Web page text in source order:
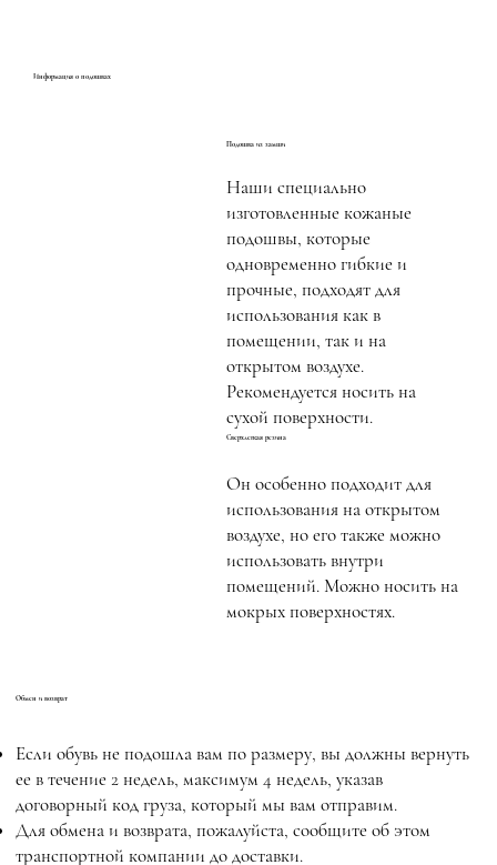
Информация о подошвах
Подошва из замши
Сверхлегкая резина
Обмен и возврат
Если обувь не подошла вам по размеру, вы должны вернуть
ее в течение 2 недель, максимум 4 недель, указав
договорный код груза, который мы вам отправим.
Для обмена и возврата, пожалуйста, сообщите об этом
транспортной компании до доставки.
Он особенно подходит для
использования на открытом
воздухе, но его также можно
использовать внутри
помещений. Можно носить на
мокрых поверхностях.
Наши специально
изготовленные кожаные
подошвы, которые
одновременно гибкие и
прочные, подходят для
использования как в
помещении, так и на
открытом воздухе.
Рекомендуется носить на
сухой поверхности.